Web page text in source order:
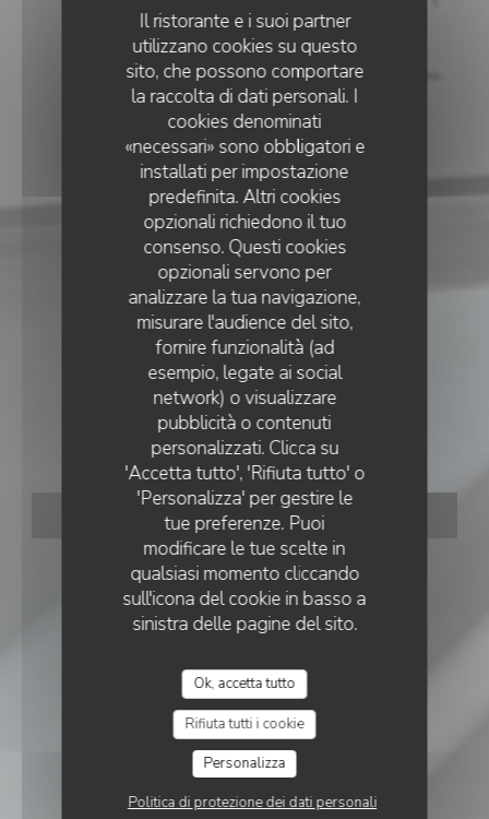
Il ristorante e i suoi partner
utilizzano cookies su questo
sito, che possono comportare
la raccolta di dati personali. I
cookies denominati
«necessari» sono obbligatori e
installati per impostazione
predefinita. Altri cookies
opzionali richiedono il tuo
consenso. Questi cookies
opzionali servono per
analizzare la tua navigazione,
misurare l'audience del sito,
fornire funzionalità (ad
esempio, legate ai social
network) o visualizzare
pubblicità o contenuti
personalizzati. Clicca su
'Accetta tutto', 'Rifiuta tutto' o
'Personalizza' per gestire le
tue preferenze. Puoi
modificare le tue scelte in
qualsiasi momento cliccando
sull'icona del cookie in basso a
sinistra delle pagine del sito.
Ok, accetta tutto
Rifiuta tutti i cookie
Personalizza
Politica di protezione dei dati personali
RISTORANTE PIZZERIA• VERNON
Mamma Mita
PRENOTA
MAMMA MITA